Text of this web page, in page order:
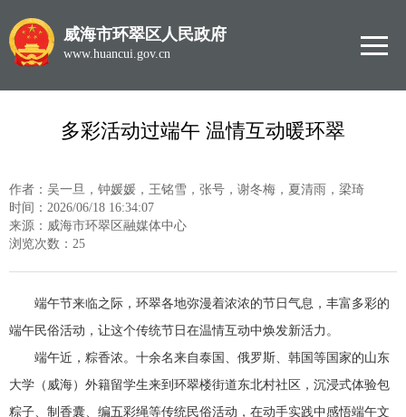
威海市环翠区人民政府
www.huancui.gov.cn
多彩活动过端午 温情互动暖环翠
作者：吴一旦，钟媛媛，王铭雪，张号，谢冬梅，夏清雨，梁琦
时间：2026/06/18 16:34:07
来源：威海市环翠区融媒体中心
浏览次数： 25
端午节来临之际，环翠各地弥漫着浓浓的节日气息，丰富多彩的
端午民俗活动，让这个传统节日在温情互动中焕发新活力。
端午近，粽香浓。十余名来自泰国、俄罗斯、韩国等国家的山东
大学（威海）外籍留学生来到环翠楼街道东北村社区，沉浸式体验包
粽子、制香囊、编五彩绳等传统民俗活动，在动手实践中感悟端午文